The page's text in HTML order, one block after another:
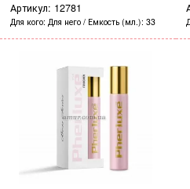
Артикул: 12781
Для кого Для него Емкость (мл.) 33